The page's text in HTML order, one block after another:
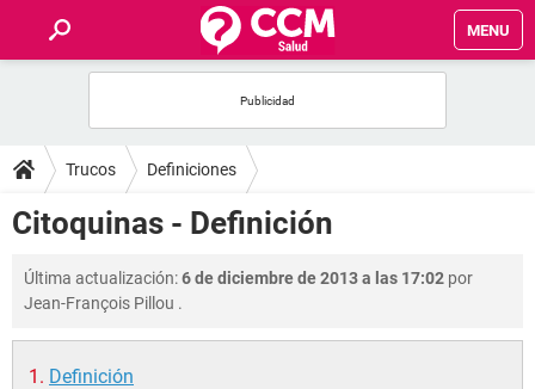
MENU
FOROS
SALUD
FAMILIA
NUTRICIÓN
Trucos Definiciones
Citoquinas - Definición
Última actualización:6 de diciembre de 2013 a las 17:02 por
Jean-François Pillou .
Definición